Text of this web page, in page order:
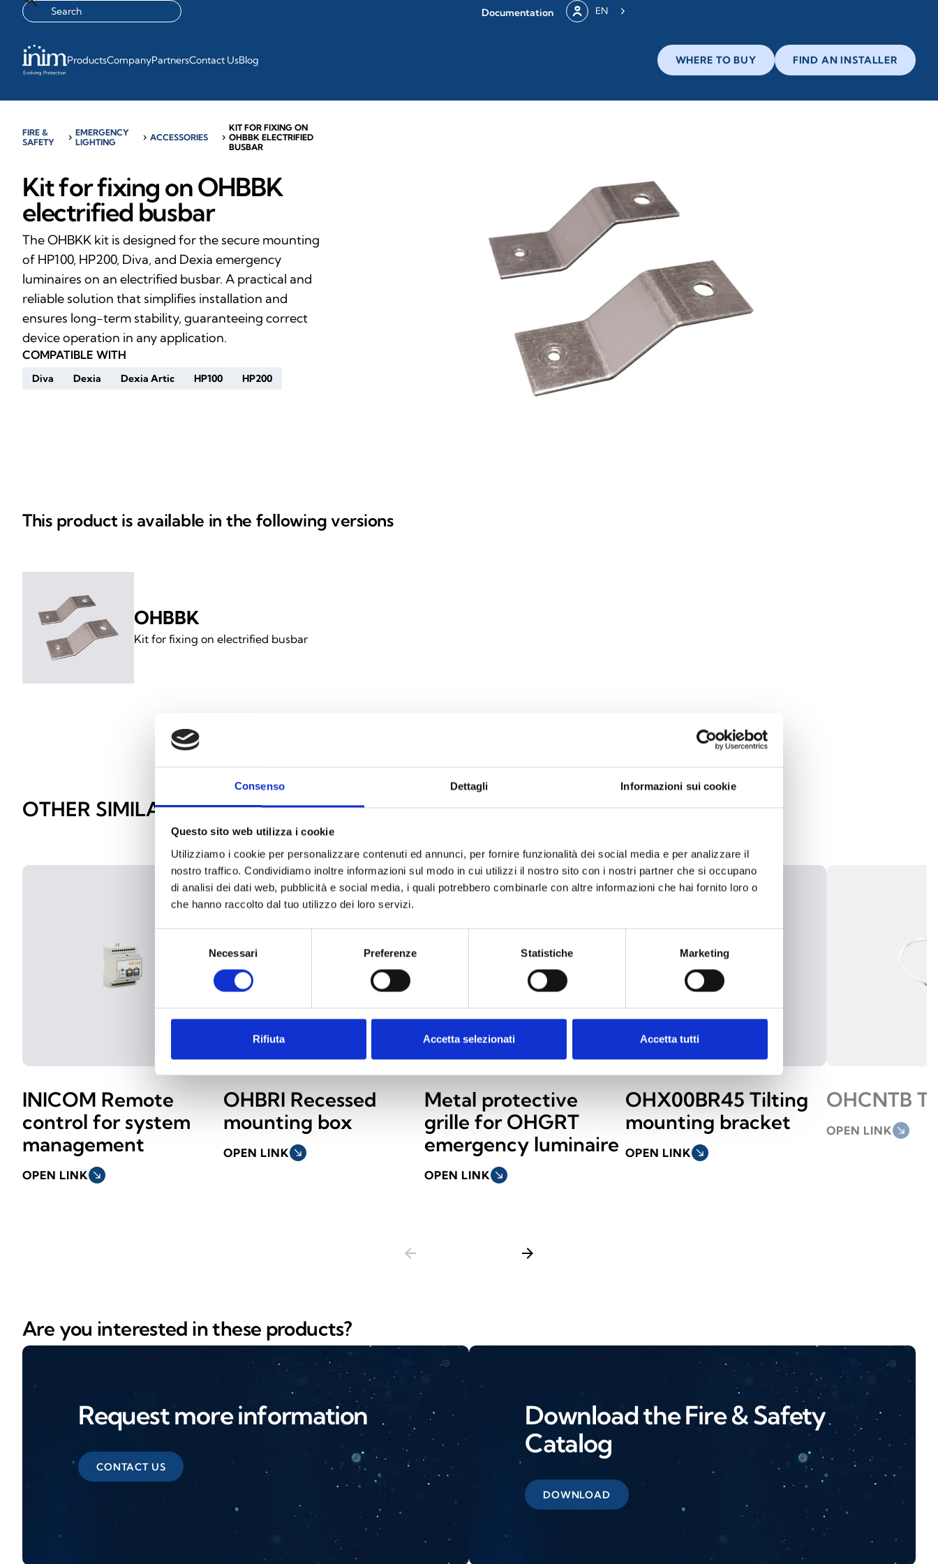
Consenso Dettagli Informazioni sui cookie
Questo sito web utilizza i cookie
Utilizziamo i cookie per personalizzare contenuti ed annunci, per fornire funzionalità dei social media e per analizzare il
nostro traffico. Condividiamo inoltre informazioni sul modo in cui utilizzi il nostro sito con i nostri partner che si occupano
di analisi dei dati web, pubblicità e social media, i quali potrebbero combinarle con altre informazioni che hai fornito loro o
che hanno raccolto dal tuo utilizzo dei loro servizi.
Necessari Preferenze Statistiche Marketing
Rifiuta Accetta selezionati Accetta tutti
Documentation EN
ProductsCompanyPartnersContact UsBlog WHERE TO BUY FIND AN INSTALLER
FIRE &
SAFETY
chevron_right EMERGENCY
LIGHTING
chevron_right ACCESSORIES chevron_right
KIT FOR FIXING ON
OHBBK ELECTRIFIED
BUSBAR
Kit for fixing on OHBBK
electrified busbar
The OHBKK kit is designed for the secure mounting
of HP100, HP200, Diva, and Dexia emergency
luminaires on an electrified busbar. A practical and
reliable solution that simplifies installation and
ensures long-term stability, guaranteeing correct
device operation in any application.
COMPATIBLE WITH
Diva Dexia Dexia Artic HP100 HP200
This product is available in the following versions
OHBBK
Kit for fixing on electrified busbar
OTHER SIMILAR PRODUCTS
INICOM Remote
control for system
management
OPEN LINK south_east
OHBRI Recessed
mounting box
OPEN LINK south_east
Metal protective
grille for OHGRT
emergency luminaire
OPEN LINK south_east
OHX00BR45 Tilting
mounting bracket
OPEN LINK south_east
OHCNTB
OPEN LINK south_east
arrow_back arrow_forward
Are you interested in these products?
Request more information
CONTACT US
Download the Fire & Safety
Catalog
DOWNLOAD